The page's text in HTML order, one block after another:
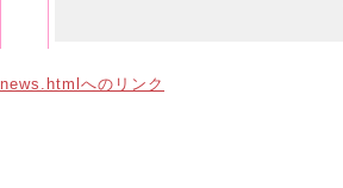
news.htmlへのリンク